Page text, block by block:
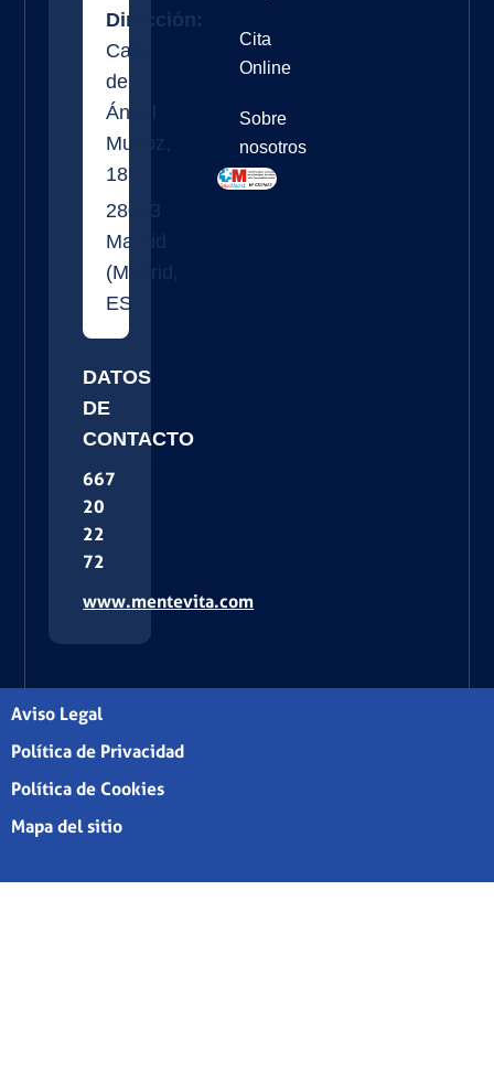
Dirección:
Calle
de
Ángel
Muñoz,
18
28043
Madrid
(Madrid ,
ES
DATOS
DE
CONTACTO
667
20
22
72
www.mentevita.com
Cita
Online
Sobre
nosotros
Aviso Legal
Política de Privacidad
Política de Cookies
Mapa del sitio